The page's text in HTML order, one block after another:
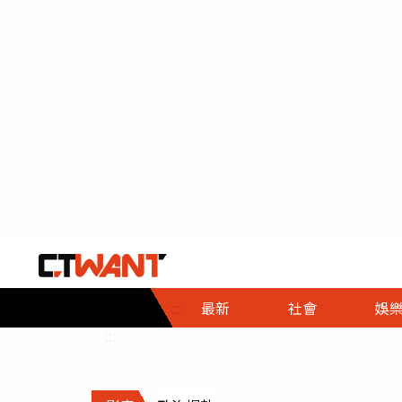
::: 最新 社會
社會首頁
時事
調查
娛樂
娛樂首頁
即時
財經首頁
熱線
政